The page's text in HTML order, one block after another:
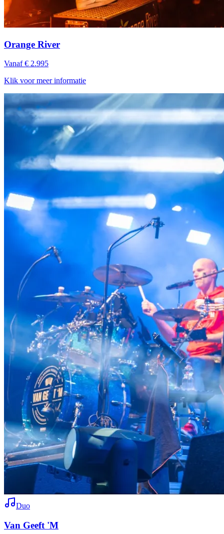
Orange River
Vanaf € 2.995
Klik voor meer informatie
Duo
Van Geeft 'M